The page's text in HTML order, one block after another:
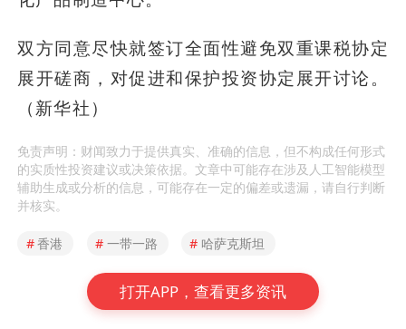
双方同意尽快就签订全面性避免双重课税协定
展开磋商，对促进和保护投资协定展开讨论。
（新华社）
免责声明：财闻致力于提供真实、准确的信息，但不构成任何形式
的实质性投资建议或决策依据。文章中可能存在涉及人工智能模型
辅助生成或分析的信息，可能存在一定的偏差或遗漏，请自行判断
并核实。
#香港 # 一带一路 # 哈萨克斯坦
打开APP，查看更多资讯